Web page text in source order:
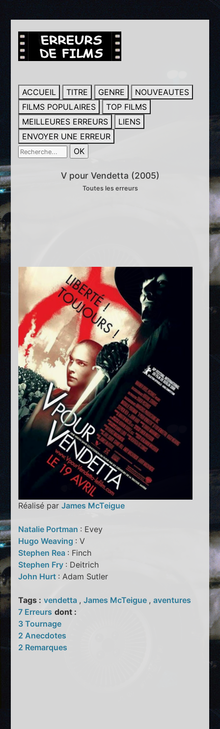
ACCUEIL TITRE GENRE
NOUVEAUTES
FILMS POPULAIRES
TOP FILMS
MEILLEURES ERREURS
LIENS
ENVOYER UNE ERREUR
V pour Vendetta (2005)
Toutes les erreurs
Réalisé parJames McTeigue
Natalie Portman : Evey
Hugo Weaving : V
Stephen Rea : Finch
Stephen Fry : Deitrich
John Hurt : Adam Sutler
Tags : vendetta ,James McTeigue ,aventures
7 Erreurs dont :
3 Tournage
2 Anecdotes
2 Remarques